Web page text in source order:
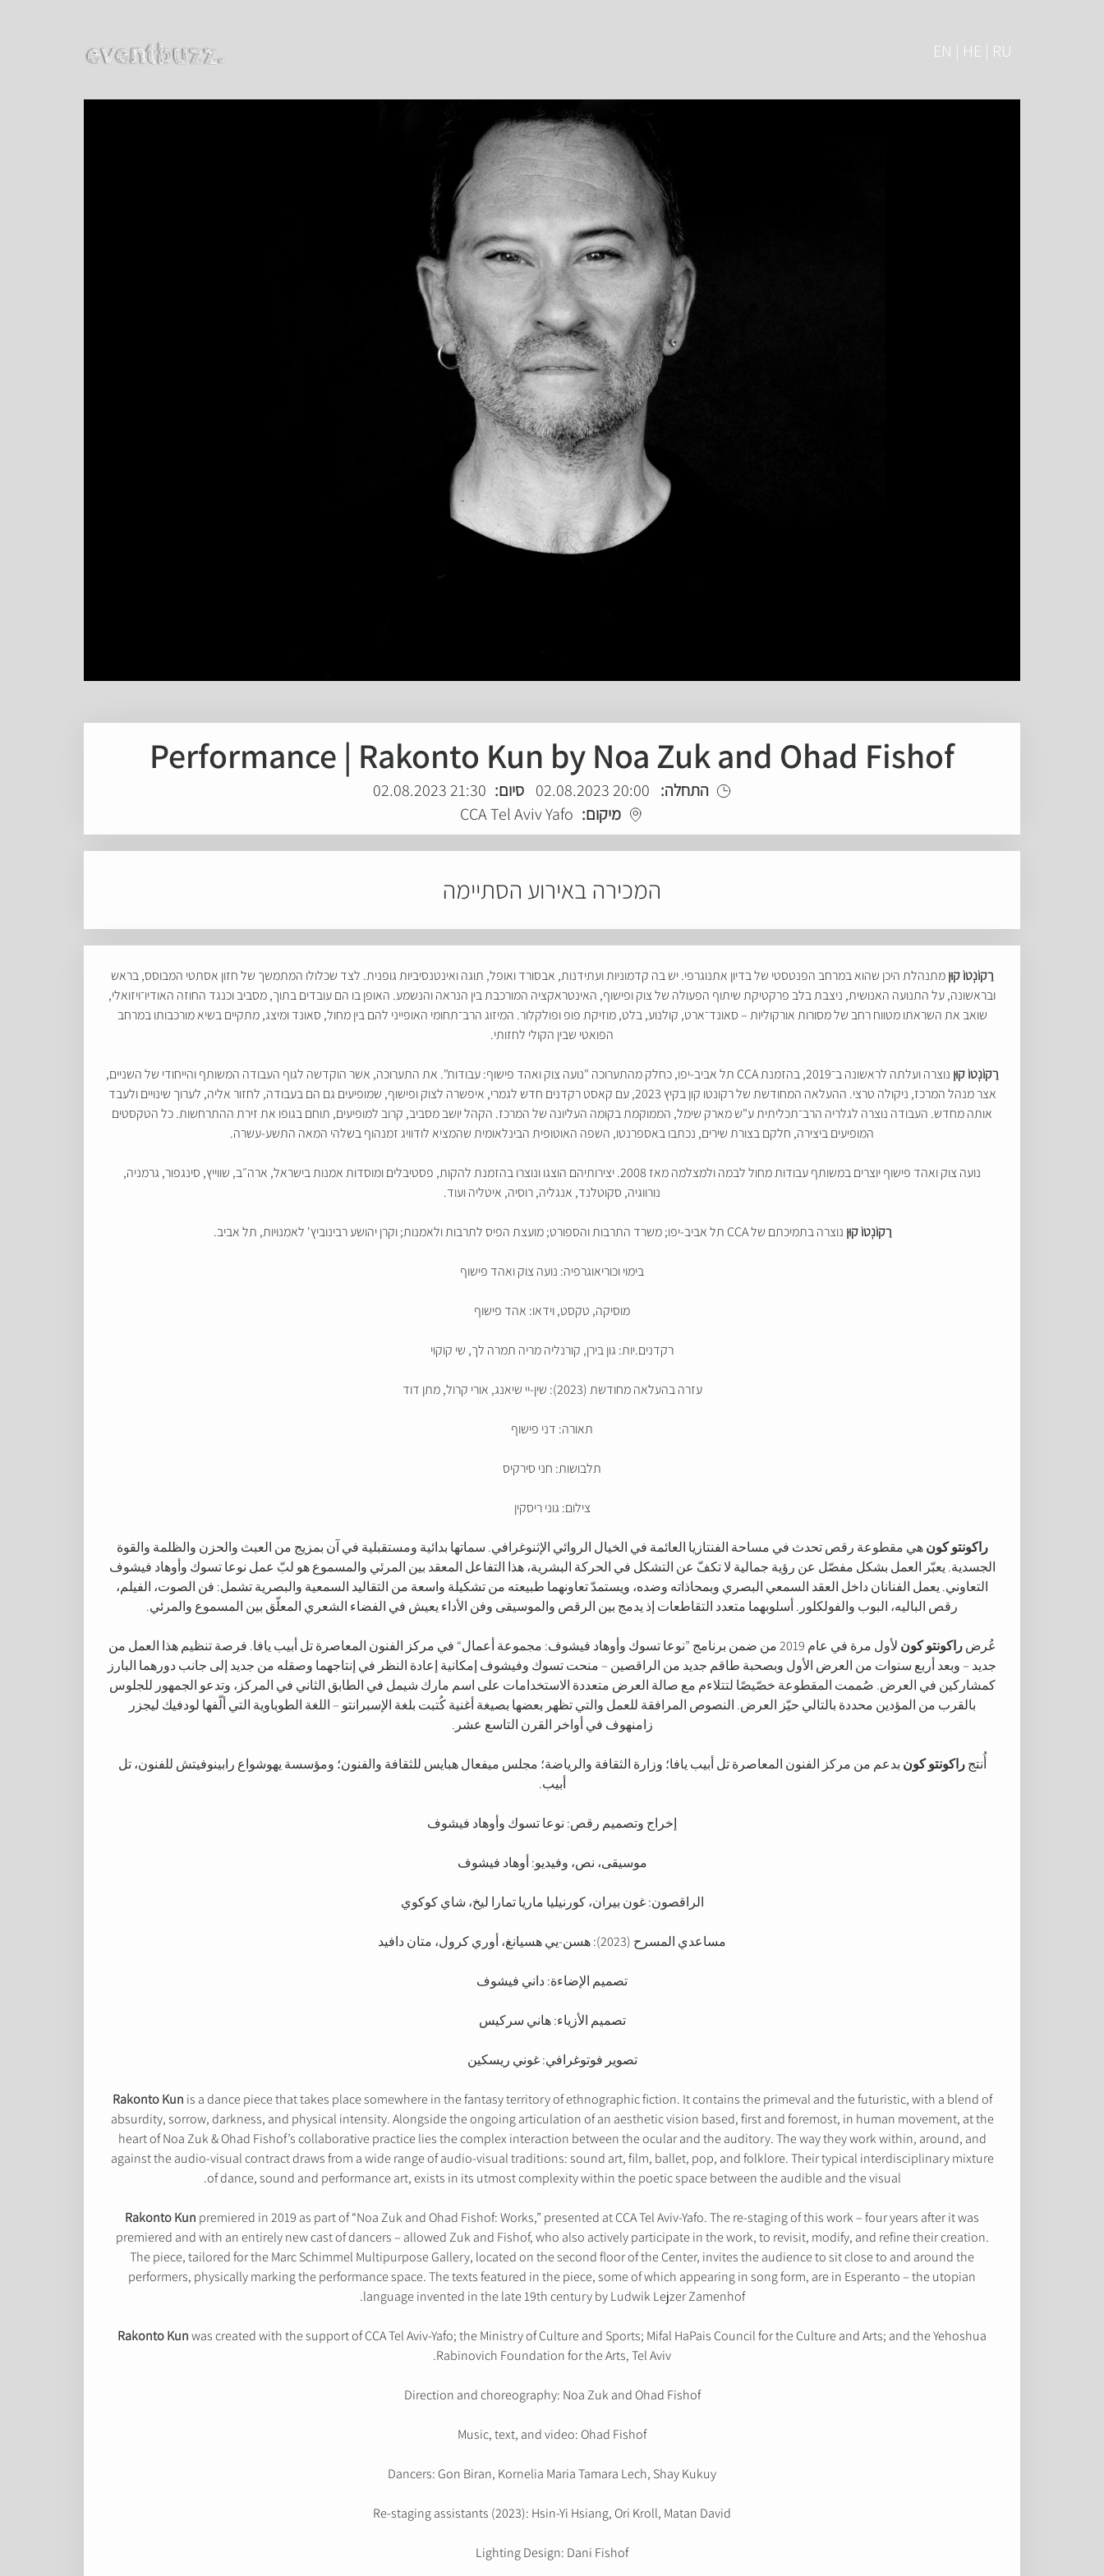
EN | HE | RU
Performance | Rakonto Kun by Noa Zuk and Ohad Fishof
התחלה: 20:00 02.08.2023 סיום: 21:30 02.08.2023
מיקום: CCA Tel Aviv Yafo
המכירה באירוע הסתיימה
רַקוֹנְטוֹ קוּןמתנהלת היכן שהוא במרחב הפנטסטי של בדיון אתנוגרפי. יש בה קדמוניות ועתידנות, אבסורד ואופל, תוגה ואינטנסיביות גופנית. לצד שכלולו המתמשך של חזון אסתטי המבוסס, בראש
ובראשונה, על התנועה האנושית, ניצבת בלב פרקטיקת שיתוף הפעולה של צוק ופישוף, האינטראקציה המורכבת בין הנראה והנשמע. האופן בו הם עובדים בתוך, מסביב וכנגד החוזה האודיו־ויזואלי,
שואב את השראתו מטווח רחב של מסורות אורקוליות – סאונד־ארט, קולנוע, בלט, מוזיקת פופ ופולקלור. המיזוג הרב־תחומי האופייני להם בין מחול, סאונד ומיצג, מתקיים בשיא מורכבותו במרחב
הפואטי שבין הקולי לחזותי.
רַקוֹנְטוֹ קוּן
נוצרה ועלתה לראשונה ב־2019, בהזמנת CCA תל אביב-יפו, כחלק מהתערוכה "נועה צוק ואהד פישוף: עבודות". את התערוכה, אשר הוקדשה לגוף העבודה המשותף והייחודי של השניים,
אצר מנהל המרכז, ניקולה טרצי. ההעלאה המחודשת של רקונטו קון בקיץ 2023, עם קאסט רקדנים חדש לגמרי, איפשרה לצוק ופישוף, שמופיעים גם הם בעבודה, לחזור אליה, לערוך שינויים ולעבד
אותה מחדש. העבודה נוצרה לגלריה הרב־תכליתית ע"ש מארק שימל, הממוקמת בקומה העליונה של המרכז. הקהל יושב מסביב, קרוב למופיעים, תוחם בגופו את זירת ההתרחשות. כל הטקסטים
המופיעים ביצירה, חלקם בצורת שירים, נכתבו באספרנטו, השפה האוטופית הבינלאומית שהמציא לודוויג זמנהוף בשלהי המאה התשע-עשרה.
נועה צוק ואהד פישוף יוצרים במשותף עבודות מחול לבמה ולמצלמה מאז 2008. יצירותיהם הוצגו ונוצרו בהזמנת להקות, פסטיבלים ומוסדות אמנות בישראל, ארה״ב, שווייץ, סינגפור, גרמניה,
נורווגיה, סקוטלנד, אנגליה, רוסיה, איטליה ועוד.
רַקוֹנְטוֹ קוּן נוצרה בתמיכתם של CCA תל אביב-יפו; משרד התרבות והספורט; מועצת הפיס לתרבות ולאמנות; וקרן יהושע רבינוביץ' לאמנויות, תל אביב.
בימוי וכוריאוגרפיה: נועה צוק ואהד פישוף
מוסיקה, טקסט, וידאו: אהד פישוף
רקדנים.יות: גון בירן, קורנליה מריה תמרה לך, שי קוקוי
עזרה בהעלאה מחודשת (2023): שין-יי שיאנג, אורי קרול, מתן דוד
תאורה: דני פישוף
תלבושות: חני סירקיס
צילום: גוני ריסקין
راكونتو كونهي مقطوعة رقص تحدث في مساحة الفنتازيا العائمة في الخيال الروائي الإثنوغرافي. سماتها بدائية ومستقبلية في آن بمزيج من العبث والحزن والظلمة والقوة
الجسدية. يعبّر العمل بشكل مفصّل عن رؤية جمالية لا تكفّ عن التشكل في الحركة البشرية، هذا التفاعل المعقد بين المرئي والمسموع هو لبّ عمل نوعا تسوك وأوهاد فيشوف
التعاوني. يعمل الفنانان داخل العقد السمعي البصري وبمحاذاته وضده، ويستمدّ تعاونهما طبيعته من تشكيلة واسعة من التقاليد السمعية والبصرية تشمل: فن الصوت، الفيلم،
رقص الباليه، البوب والفولكلور. أسلوبهما متعدد التقاطعات إذ يدمج بين الرقص والموسيقى وفن الأداء يعيش في الفضاء الشعري المعلّق بين المسموع والمرئي.
عُرضراكونتو كون
لأول مرة في عام 2019 من ضمن برنامج ”نوعا تسوك وأوهاد فيشوف: مجموعة أعمال“ في مركز الفنون المعاصرة تل أبيب يافا. فرصة تنظيم هذا العمل من
جديد – وبعد أربع سنوات من العرض الأول وبصحبة طاقم جديد من الراقصين – منحت تسوك وفيشوف إمكانية إعادة النظر في إنتاجهما وصقله من جديد إلى جانب دورهما البارز
كمشاركين في العرض. صُممت المقطوعة خصّيصًا لتتلاءم مع صالة العرض متعددة الاستخدامات على اسم مارك شيمل في الطابق الثاني في المركز، وتدعو الجمهور للجلوس
بالقرب من المؤدين محددة بالتالي حيّز العرض. النصوص المرافقة للعمل والتي تظهر بعضها بصيغة أغنية كُتبت بلغة الإسبرانتو – اللغة الطوباوية التي ألّفها لودفيك ليجزر
زامنهوف في أواخر القرن التاسع عشر.
أُنتجراكونتو كون بدعم من مركز الفنون المعاصرة تل أبيب يافا؛ وزارة الثقافة والرياضة؛ مجلس ميفعال هبايس للثقافة والفنون؛ ومؤسسة يهوشواع رابينوفيتش للفنون، تل
أبيب.
إخراج وتصميم رقص: نوعا تسوك وأوهاد فيشوف
موسيقى، نص، وفيديو: أوهاد فيشوف
الراقصون: غون بيران، كورنيليا ماريا تمارا ليخ، شاي كوكوي
مساعدي المسرح (2023): هسن-يي هسيانغ، أوري كرول، متان دافيد
تصميم الإضاءة: داني فيشوف
تصميم الأزياء: هاني سركيس
تصوير فوتوغرافي: غوني ريسكين
Rakonto Kun is a dance piece that takes place somewhere in the fantasy territory of ethnographic fiction. It contains the primeval and the futuristic, with a blend of
absurdity, sorrow, darkness, and physical intensity. Alongside the ongoing articulation of an aesthetic vision based, first and foremost, in human movement, at the
heart of Noa Zuk & Ohad Fishof’s collaborative practice lies the complex interaction between the ocular and the auditory. The way they work within, around, and
against the audio-visual contract draws from a wide range of audio-visual traditions: sound art, film, ballet, pop, and folklore. Their typical interdisciplinary mixture
of dance, sound and performance art, exists in its utmost complexity within the poetic space between the audible and the visual.
Rakonto Kun premiered in 2019 as part of “Noa Zuk and Ohad Fishof: Works,” presented at CCA Tel Aviv-Yafo. The re-staging of this work – four years after it was
premiered and with an entirely new cast of dancers – allowed Zuk and Fishof, who also actively participate in the work, to revisit, modify, and refine their creation.
The piece, tailored for the Marc Schimmel Multipurpose Gallery, located on the second floor of the Center, invites the audience to sit close to and around the
performers, physically marking the performance space. The texts featured in the piece, some of which appearing in song form, are in Esperanto – the utopian
language invented in the late 19th century by Ludwik Lejzer Zamenhof.
Rakonto Kunwas created with the support of CCA Tel Aviv-Yafo; the Ministry of Culture and Sports; Mifal HaPais Council for the Culture and Arts; and the Yehoshua
Rabinovich Foundation for the Arts, Tel Aviv.
Direction and choreography: Noa Zuk and Ohad Fishof
Music, text, and video: Ohad Fishof
Dancers: Gon Biran, Kornelia Maria Tamara Lech, Shay Kukuy
Re-staging assistants (2023): Hsin-Yi Hsiang, Ori Kroll, Matan David
Lighting Design: Dani Fishof